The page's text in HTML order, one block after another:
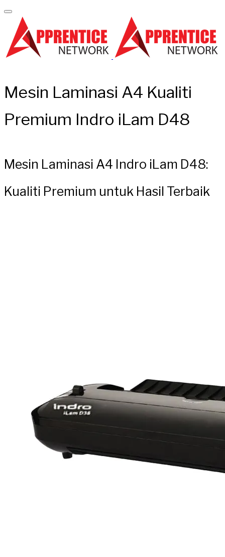
Mesin Laminasi A4 Kualiti
Premium Indro iLam D48
Mesin Laminasi A4 Indro iLam D48:
Kualiti Premium untuk Hasil Terbaik